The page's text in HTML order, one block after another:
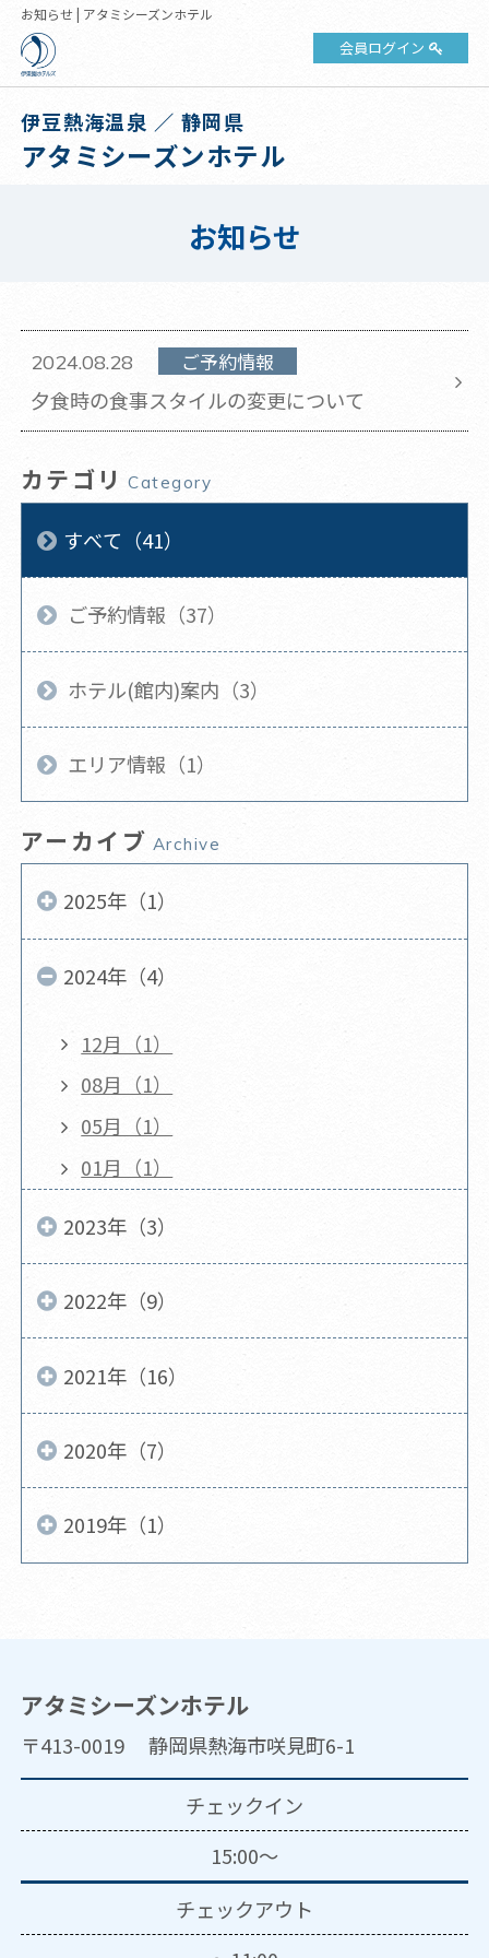
お知らせ | アタミシーズンホテル
会員ログイン
伊豆熱海温泉 ／ 静岡県
アタミシーズンホテル
お知らせ
2024.08.28 ご予約情報
夕食時の食事スタイルの変更について
カテゴリ Category
すべて（41）
ご予約情報（37）
ホテル(館内)案内（3）
エリア情報（1）
アーカイブ Archive
2025年（1）
2024年（4）
12月（1）
08月（1）
05月（1）
01月（1）
2023年（3）
2022年（9）
2021年（16）
2020年（7）
2019年（1）
アタミシーズンホテル
〒413-0019 静岡県熱海市咲見町6-1
チェックイン
15:00～
チェックアウト